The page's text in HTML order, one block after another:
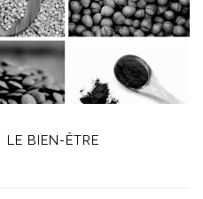
LE BIEN-ÊTRE